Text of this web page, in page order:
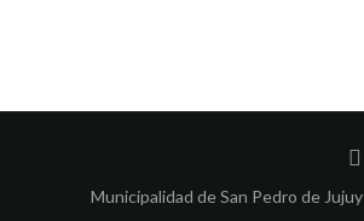
Municipalidad de San Pedro de Jujuy